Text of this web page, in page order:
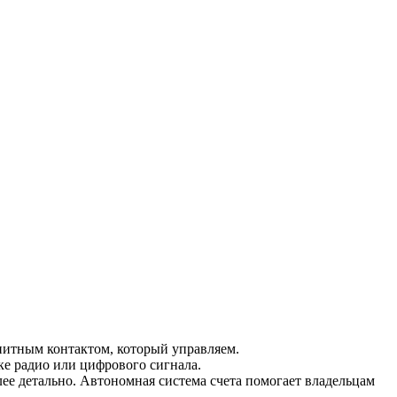
контактом, который управляем.
радио или цифрового сигнала.
детально. Автономная система счета помогает владельцам